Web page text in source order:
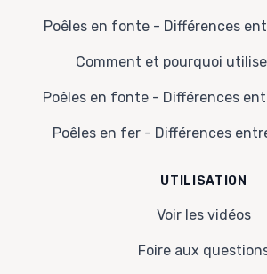
Poêles en fonte - Différences
Comment et pourquoi
Poêles en fonte - Différences
Poêles en fer - Différences
UTILISATION
Voir les vidéos
Foire aux